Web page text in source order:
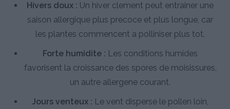
Hivers doux : Un hiver clement peut entrainer une
saison allergique plus precoce et plus longue, car
les plantes commencent a polliniser plus tot.
Forte humidite : Les conditions humides
favorisent la croissance des spores de moisissures,
un autre allergene courant.
Jours venteux : Le vent disperse le pollen loin,